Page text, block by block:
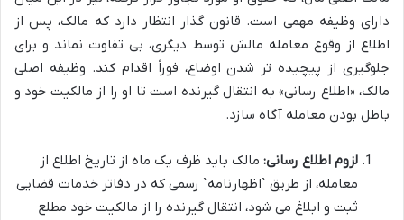
دارای وظیفه مهمی است. قانون گذار انتظار دارد که مالک، پس از
اطلاع از وقوع معامله مالش توسط دیگری، بی تفاوت نماند و برای
جلوگیری از پیچیده تر شدن اوضاع، فوراً اقدام کند. وظیفه اصلی
مالک، «اطلاع رسانی» به انتقال گیرنده است تا او را از مالکیت خود و
باطل بودن معامله آگاه سازد.
لزوم اطلاع رسانی: مالک باید ظرف یک ماه از تاریخ اطلاع از
معامله، از طریق `اظهارنامه` رسمی که در دفاتر خدمات قضایی
ثبت و ابلاغ می شود، انتقال گیرنده را از مالکیت خود مطلع